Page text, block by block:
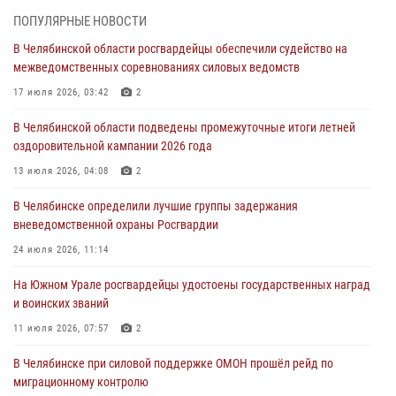
На Южном Урале спецназ Росгвардии провел военно-полевые
Росгвардейцы задержали трёх магазинных воров в Челябинске
На Южном Урале сотрудники Росгвардии задержали
подозреваемого в совершении убийства
В Челябинской области росгвардейцами по горячим следам
задержан подозреваемый в грабеже
ПОПУЛЯРНЫЕ НОВОСТИ
В Челябинской области росгвардейцы обеспечили судейство на
межведомственных соревнованиях силовых ведомств
17 июля 2026, 03:42 2
В Челябинской области подведены промежуточные итоги летней
оздоровительной кампании 2026 года
13 июля 2026, 04:08 2
В Челябинске определили лучшие группы задержания
вневедомственной охраны Росгвардии
24 июля 2026, 11:14
На Южном Урале росгвардейцы удостоены государственных наград
и воинских званий
11 июля 2026, 07:57 2
В Челябинске при силовой поддержке ОМОН прошёл рейд по
миграционному контролю